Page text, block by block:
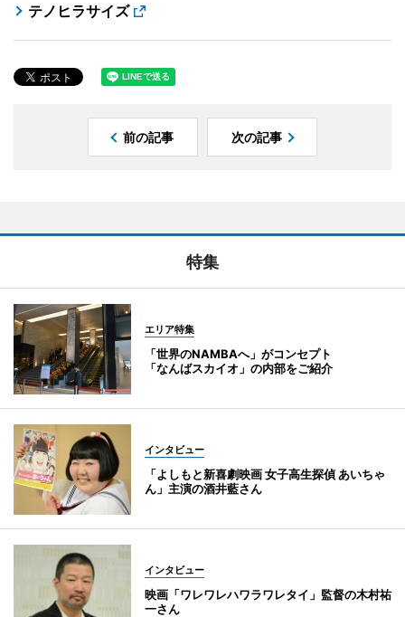
テノヒラサイズ
前の記事 次の記事
特集
エリア特集
「世界のNAMBAへ」がコンセプト
「なんばスカイオ」の内部をご紹介
インタビュー
「よしもと新喜劇映画 女子高生探偵 あいちゃ
ん」主演の酒井藍さん
インタビュー
映画「ワレワレハワラワレタイ」監督の木村祐
一さん